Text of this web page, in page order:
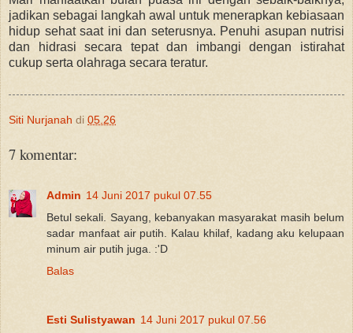
jadikan sebagai langkah awal untuk menerapkan kebiasaan
hidup sehat saat ini dan seterusnya. Penuhi asupan nutrisi
dan hidrasi secara tepat dan imbangi dengan istirahat
cukup serta olahraga secara teratur.
Siti Nurjanah di 05.26
7 komentar:
Admin 14 Juni 2017 pukul 07.55
Betul sekali. Sayang, kebanyakan masyarakat masih belum
sadar manfaat air putih. Kalau khilaf, kadang aku kelupaan
minum air putih juga. :'D
Balas
Esti Sulistyawan 14 Juni 2017 pukul 07.56